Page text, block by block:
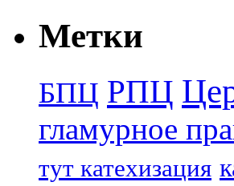
Метки
БПЦ РПЦ
гламурное
тут катехизация